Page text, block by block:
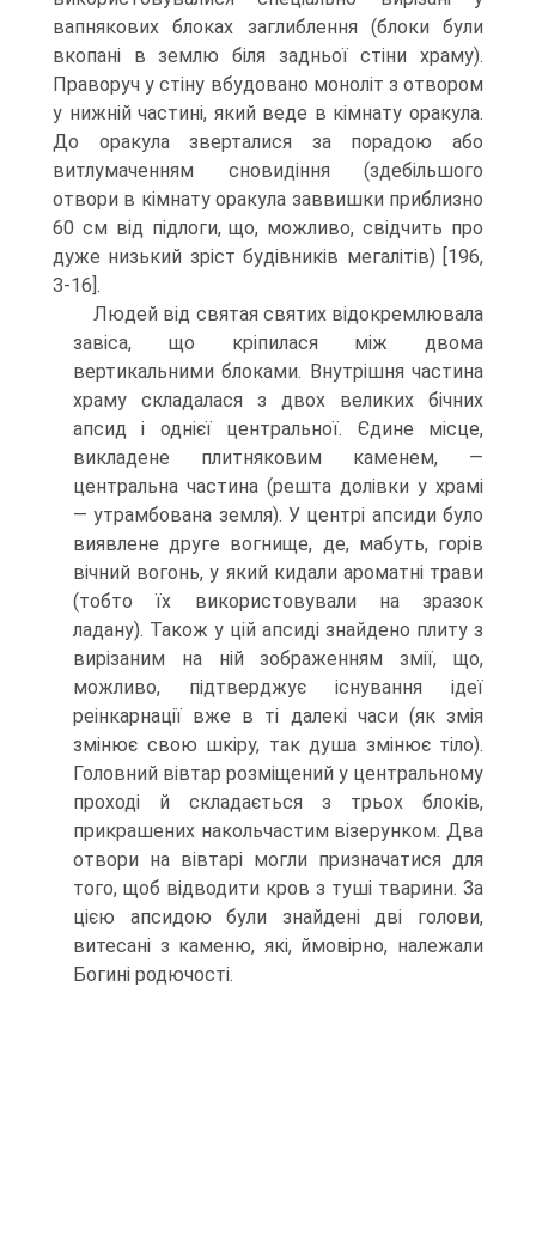
вапнякових блоках заглиблення (блоки були
вкопані в землю біля задньої стіни храму).
Праворуч у стіну вбудовано мо­ноліт з отвором
у нижній частині, який веде в кімнату оракула.
До оракула звер­талися за порадою або
витлумаченням сновидіння (здебільшого
отвори в кімнату оракула заввишки приблизно
60 см від підлоги, що, можливо, свідчить про
дуже низький зріст будівників мегалітів) [196,
З-16].
Людей від святая святих відокремлювала
завіса, що кріпилася між двома
вертикальними блоками. Внутрішня частина
храму складалася з двох великих біч­них
апсид і однієї центральної. Єдине місце,
викладене плитняковим каменем, —
центральна частина (решта долівки у храмі
— утрамбована земля). У центрі апси­ди було
виявлене друге вогнище, де, мабуть, горів
вічний вогонь, у який кидали ароматні трави
(тобто їх використовували на зразок
ладану). Також у цій апсиді знайдено плиту з
вирізаним на ній зображенням змії, що,
можливо, підтверджує існування ідеї
реінкарнації вже в ті далекі часи (як змія
змінює свою шкіру, так душа змінює тіло).
Головний вівтар розміщений у центральному
проході й скла­дається з трьох блоків,
прикрашених накольчастим візерунком. Два
отвори на вівтарі могли призначатися для
того, щоб відводити кров з туші тварини. За
цією апсидою були знайдені дві голови,
витесані з каменю, які, ймовірно, належали
Бо­гині родючості.